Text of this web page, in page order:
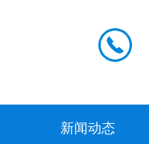
新闻动态